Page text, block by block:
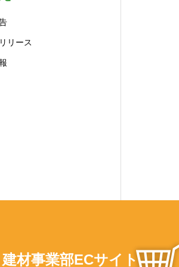
リース
建材事業部ECサイト